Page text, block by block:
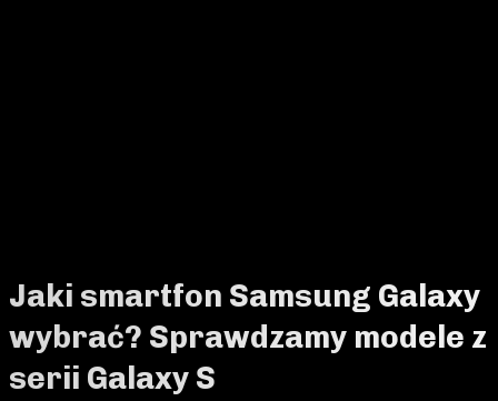
Jaki smartfon Samsung Galaxy
wybrać? Sprawdzamy modele z
serii Galaxy S